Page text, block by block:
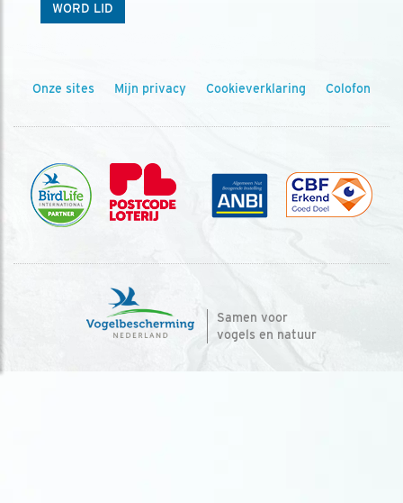
WORD LID
Onze sites Mijn privacy Cookieverklaring Colofon
Samen voor
vogels en natuur